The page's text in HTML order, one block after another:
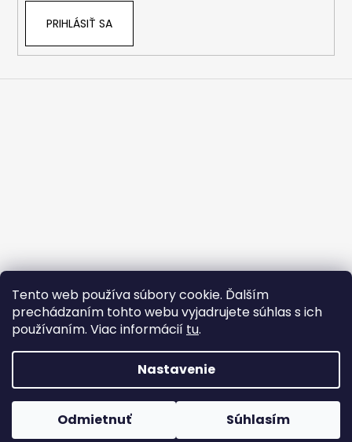
Tento web používa súbory cookie. Ďalším
prechádzaním tohto webu vyjadrujete súhlas s ich
používaním. Viac informácií tu.
Nastavenie
Odmietnuť Súhlasím
PRIHLÁSIŤ SA
Copyright 2026WWW.FLEX.SK . Všetky práva vyhradené.